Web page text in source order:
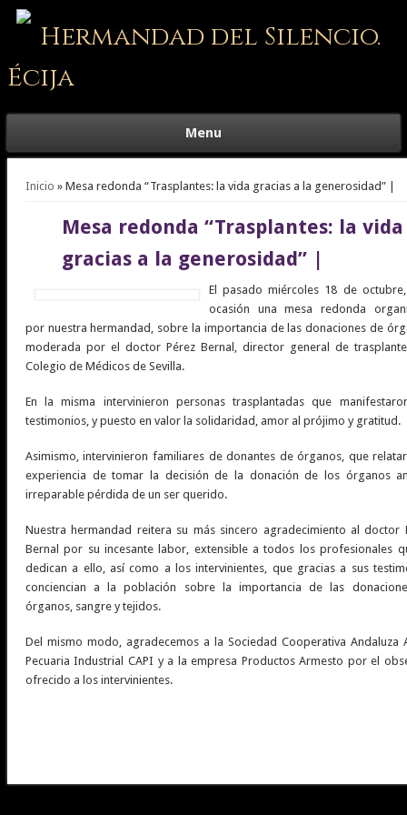
Hermandad del Silencio.
Écija
Menu
Se encuentra usted aquí
Inicio » Mesa redonda “Trasplantes: la vida gracias a la generosidad” |
Mesa redonda “Trasplantes: la vida
gracias a la generosidad” |
El pasado miércoles 18 de
ocasión una mesa redonda
por nuestra hermandad, sobre la importancia de las donaciones de
moderada por el doctor Pérez Bernal, director general de
Colegio de Médicos de Sevilla.
En la misma intervinieron personas trasplantadas que
testimonios, y puesto en valor la solidaridad, amor al prójimo y gratitud.
Asimismo, intervinieron familiares de donantes de órganos, que
experiencia de tomar la decisión de la donación de los órganos
irreparable pérdida de un ser querido.
Nuestra hermandad reitera su más sincero agradecimiento al doctor
Bernal por su incesante labor, extensible a todos los profesionales
dedican a ello, así como a los intervinientes, que gracias a sus
conciencian a la población sobre la importancia de las
órganos, sangre y tejidos.
Del mismo modo, agradecemos a la Sociedad Cooperativa Andaluza
Pecuaria Industrial CAPI y a la empresa Productos Armesto por el
ofrecido a los intervinientes.